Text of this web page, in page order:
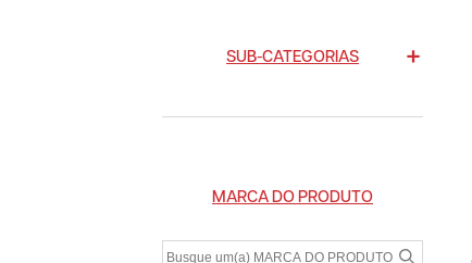
SUB-CATEGORIAS
MARCA DO PRODUTO